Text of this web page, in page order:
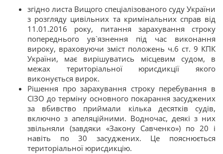
згідно листа Вищого спеціалізованого суду України
з розгляду цивільних та кримінальних справ від
11.01.2016 року, питання зарахування строку
попереднього ув`язнення під час виконання
вироку, враховуючи зміст положень ч.6 ст. 9 КПК
України, має вирішуватись місцевим судом, в
межах територіальної юрисдикції якого
виконується вирок.
Рішення про зарахування строку перебування в
СІЗО до терміну основного покарання засуджених
за вбивство приймали кілька десятків судів,
включно з апеляційними. Водночас, деякі з них
звільняли (завдяки «Закону Савченко») по 20 і
навіть по 30 засуджених. Це пояснюється
територіальної юрисдикцію.